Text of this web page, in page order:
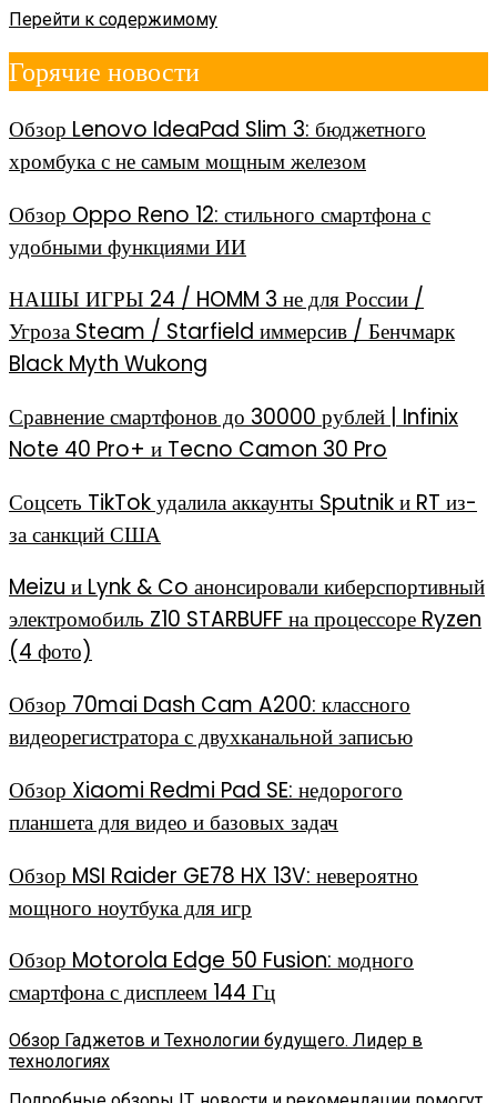
Перейти к содержимому
Горячие новости
Обзор Lenovo IdeaPad Slim 3: бюджетного
хромбука с не самым мощным железом
Обзор Oppo Reno 12: стильного смартфона с
удобными функциями ИИ
НАШЫ ИГРЫ 24 / HOMM 3 не для России /
Угроза Steam / Starfield иммерсив / Бенчмарк
Black Myth Wukong
Сравнение смартфонов до 30000 рублей | Infinix
Note 40 Pro+ и Tecno Camon 30 Pro
Соцсеть TikTok удалила аккаунты Sputnik и RT из-
за санкций США
Meizu и Lynk & Co анонсировали киберспортивный
электромобиль Z10 STARBUFF на процессоре Ryzen
(4 фото)
Обзор 70mai Dash Cam A200: классного
видеорегистратора с двухканальной записью
Обзор Xiaomi Redmi Pad SE: недорогого
планшета для видео и базовых задач
Обзор MSI Raider GE78 HX 13V: невероятно
мощного ноутбука для игр
Обзор Motorola Edge 50 Fusion: модного
смартфона с дисплеем 144 Гц
Обзор Гаджетов и Технологии будущего. Лидер в
технологиях